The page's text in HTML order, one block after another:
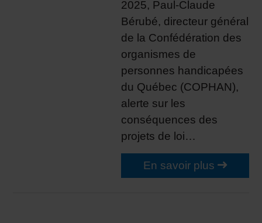
2025, Paul-Claude
Bérubé, directeur général
de la Confédération des
organismes de
personnes handicapées
du Québec (COPHAN),
alerte sur les
conséquences des
projets de loi…
En savoir plus